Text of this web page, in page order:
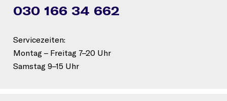
030 166 34 662
Servicezeiten:
Montag – Freitag 7–20 Uhr
Samstag 9–15 Uhr